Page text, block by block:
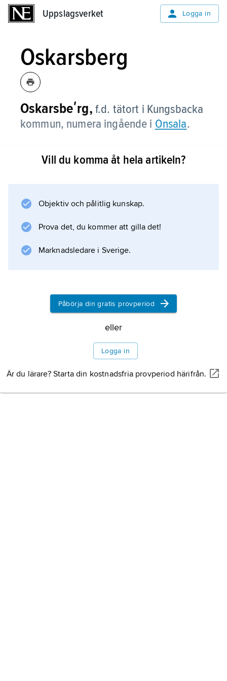
Uppslagsverket Logga in
Oskarsberg
Oskarsbeʹrg, f.d. tätort i Kungsbacka
kommun, numera ingående i Onsala.
Vill du komma åt hela artikeln?
Objektiv och pålitlig kunskap.
Prova det, du kommer att gilla det!
Marknadsledare i Sverige.
Påbörja din gratis provperiod
eller
Logga in
Är du lärare? Starta din kostnadsfria provperiod härifrån.